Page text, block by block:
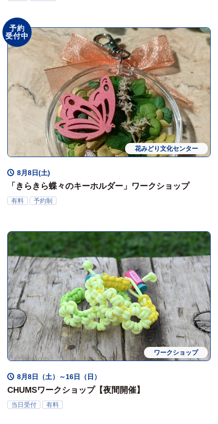
予約
受付中
体験会
ワークショップ
花みどり文化センター
8月8日(土)
「きらきら蝶々のキーホルダー」ワークショップ
有料 予約制
ワークショップ
8月8日（土）～16日（日）
CHUMSワークショップ【夜間開催】
当日受付 有料